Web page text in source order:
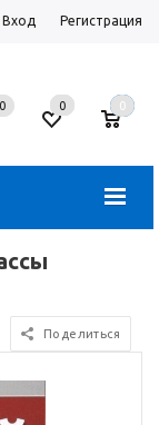
Вход Регистрация
0 0 0
Поделиться